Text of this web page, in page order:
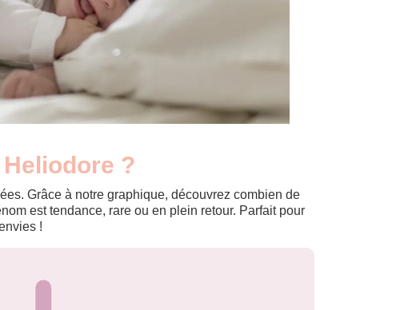
?
Grâce à notre graphique, découvrez combien de
est tendance, rare ou en plein retour. Parfait pour
!